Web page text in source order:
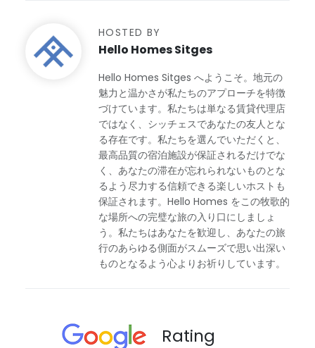
HOSTED BY
Hello Homes Sitges
Hello Homes Sitges へようこそ。地元の
魅力と温かさが私たちのアプローチを特徴
づけています。私たちは単なる賃貸代理店
ではなく、シッチェスであなたの友人とな
る存在です。私たちを選んでいただくと、
最高品質の宿泊施設が保証されるだけでな
く、あなたの滞在が忘れられないものとな
るよう尽力する信頼できる楽しいホストも
保証されます。Hello Homes をこの牧歌的
な場所への完璧な旅の入り口にしましょ
う。私たちはあなたを歓迎し、あなたの旅
行のあらゆる側面がスムーズで思い出深い
ものとなるよう心よりお祈りしています。
Rating